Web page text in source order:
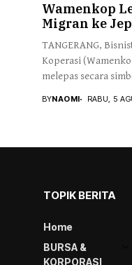
Wamenkop
Migran ke
TANGERANG,
Koperasi
melepas secara
BYNAOMI RABU, 5
TOPIK BERITA
Home
BURSA &
KORPORASI